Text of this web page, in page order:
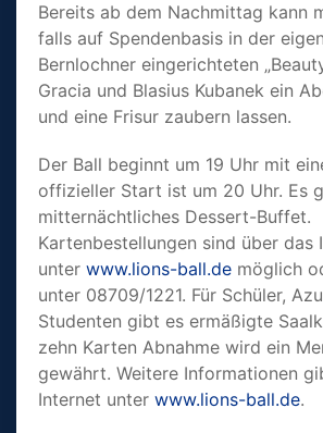
Bereits ab dem Nach­mittag kann
falls auf Spendenbasis in der
Bernlochner einge­richteten
Gracia und Blasius Kuba­n­ek ein
und eine Frisur zaubern las­sen.
Der Ball beginnt um 19 Uhr mit
offizi­eller Start ist um 20 Uhr. Es
mitternächt­liches Dessert-Buffet.
Karten­be­stel­lungen sind über das
unter www.lions-ball.de mög­lich
un­ter 08709/1221. Für Schüler,
Studenten gibt es ermä­ßigte
zehn Kar­ten Abnahme wird ein
gewährt. Weitere Informatio­nen
Internet unter www.lions-ball.de.